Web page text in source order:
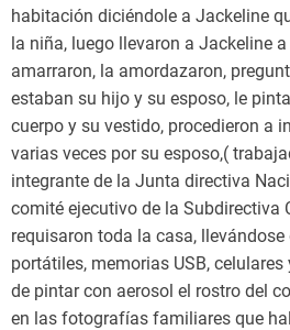
habitación diciéndole a Jackeline
la niña, luego llevaron a Jackeline
amarraron, la amordazaron,
estaban su hijo y su esposo, le
cuerpo y su vestido, procedieron a
varias veces por su esposo,(
integrante de la Junta directiva
comité ejecutivo de la Subdirectiva
requisaron toda la casa,
portátiles, memorias USB,
de pintar con aerosol el rostro del
en las fotografías familiares que